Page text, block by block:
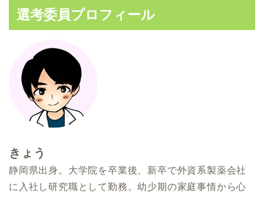
選考委員プロフィール
きょう
静岡県出身。大学院を卒業後、新卒で外資系製薬会社
に入社し研究職として勤務。幼少期の家庭事情から心